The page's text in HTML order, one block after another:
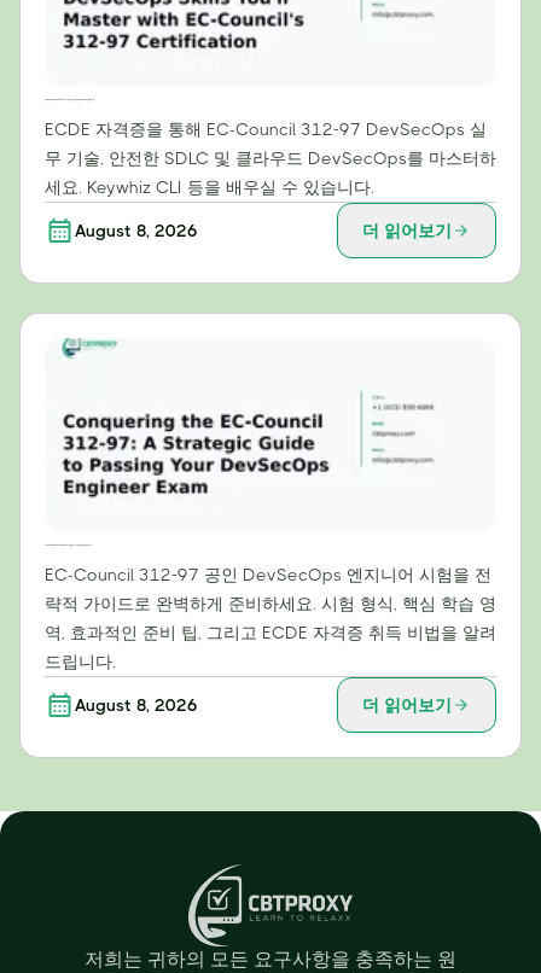
ECDE 자격증을 통해 EC-Council 312-97 DevSecOps 실
무 기술, 안전한 SDLC 및 클라우드 DevSecOps를 마스터하
세요. Keywhiz CLI 등을 배우실 수 있습니다.
August 8, 2026 더 읽어보기
EC-Council 312-97 공인 DevSecOps 엔지니어 시험을 전
략적 가이드로 완벽하게 준비하세요. 시험 형식, 핵심 학습 영
역, 효과적인 준비 팁, 그리고 ECDE 자격증 취득 비법을 알려
드립니다.
August 8, 2026 더 읽어보기
저희는 귀하의 모든 요구사항을 충족하는 원